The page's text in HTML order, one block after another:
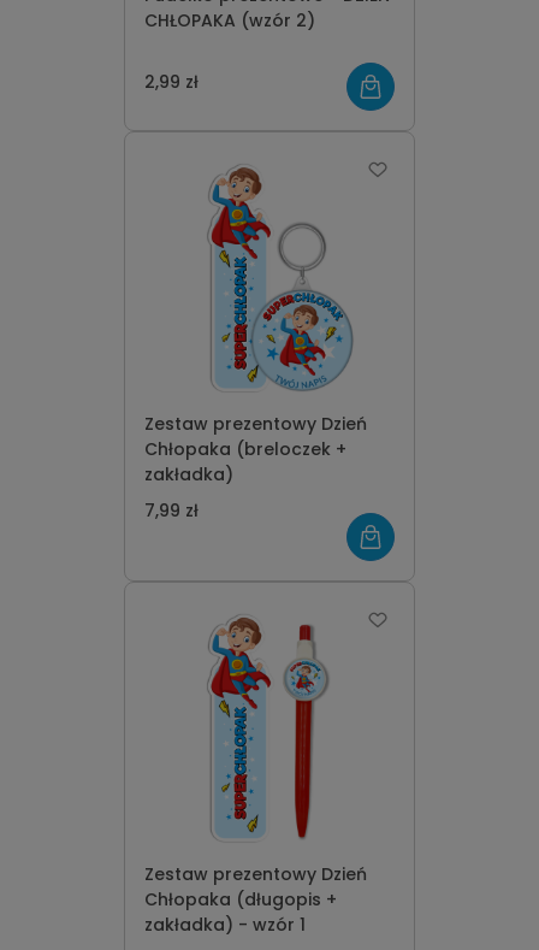
CHŁOPAKA (wzór 2)
2,99 zł
Zestaw prezentowy Dzień
Chłopaka (breloczek +
zakładka)
7,99 zł
Zestaw prezentowy Dzień
Chłopaka (długopis +
zakładka) - wzór 1